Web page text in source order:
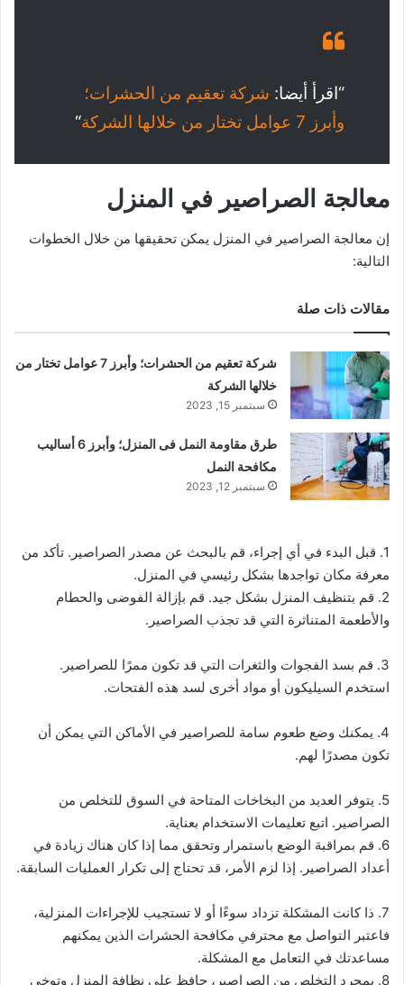
“اقرأ أيضا: شركة تعقيم من الحشرات؛
وأبرز 7 عوامل تختار من خلالها الشركة
“
معالجة الصراصير في المنزل
إن معالجة الصراصير في المنزل يمكن تحقيقها من خلال الخطوات
التالية:
مقالات ذات صلة
شركة تعقيم من الحشرات؛ وأبرز 7 عوامل تختار من
خلالها الشركة
سبتمبر 15, 2023
طرق مقاومة النمل فى المنزل؛ وأبرز 6 أساليب
مكافحة النمل
سبتمبر 12, 2023
1. قبل البدء في أي إجراء، قم بالبحث عن مصدر الصراصير. تأكد من
معرفة مكان تواجدها بشكل رئيسي في المنزل.
2. قم بتنظيف المنزل بشكل جيد. قم بإزالة الفوضى والحطام
والأطعمة المتناثرة التي قد تجذب الصراصير.
3. قم بسد الفجوات والثغرات التي قد تكون ممرًا للصراصير.
استخدم السيليكون أو مواد أخرى لسد هذه الفتحات.
4. يمكنك وضع طعوم سامة للصراصير في الأماكن التي يمكن أن
تكون مصدرًا لهم.
5. يتوفر العديد من البخاخات المتاحة في السوق للتخلص من
الصراصير. اتبع تعليمات الاستخدام بعناية.
6. قم بمراقبة الوضع باستمرار وتحقق مما إذا كان هناك زيادة في
أعداد الصراصير. إذا لزم الأمر، قد تحتاج إلى تكرار العمليات السابقة.
7. ذا كانت المشكلة تزداد سوءًا أو لا تستجيب للإجراءات المنزلية،
فاعتبر التواصل مع محترفي مكافحة الحشرات الذين يمكنهم
مساعدتك في التعامل مع المشكلة.
8. بمجرد التخلص من الصراصير، حافظ على نظافة المنزل وتوخي